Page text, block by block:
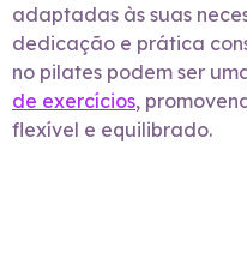
adaptadas às suas
dedicação e prática
no pilates podem ser
de exercícios,
flexível e equilibrado.